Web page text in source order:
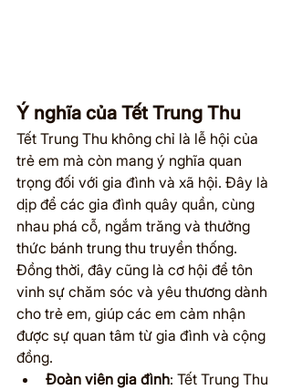
Ý nghĩa của Tết Trung Thu
Tết Trung Thu không chỉ là lễ hội của
trẻ em mà còn mang ý nghĩa quan
trọng đối với gia đình và xã hội. Đây là
dịp để các gia đình quây quần, cùng
nhau phá cỗ, ngắm trăng và thưởng
thức bánh trung thu truyền thống.
Đồng thời, đây cũng là cơ hội để tôn
vinh sự chăm sóc và yêu thương dành
cho trẻ em, giúp các em cảm nhận
được sự quan tâm từ gia đình và cộng
đồng.
Đoàn viên gia đình: Tết Trung Thu